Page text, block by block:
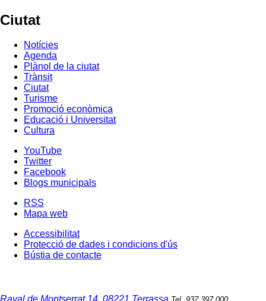
Ciutat
Notícies
Agenda
Plànol de la ciutat
Trànsit
Ciutat
Turisme
Promoció econòmica
Educació i Universitat
Cultura
YouTube
Twitter
Facebook
Blogs municipals
RSS
Mapa web
Accessibilitat
Protecció de dades i condicions d'ús
Bústia de contacte